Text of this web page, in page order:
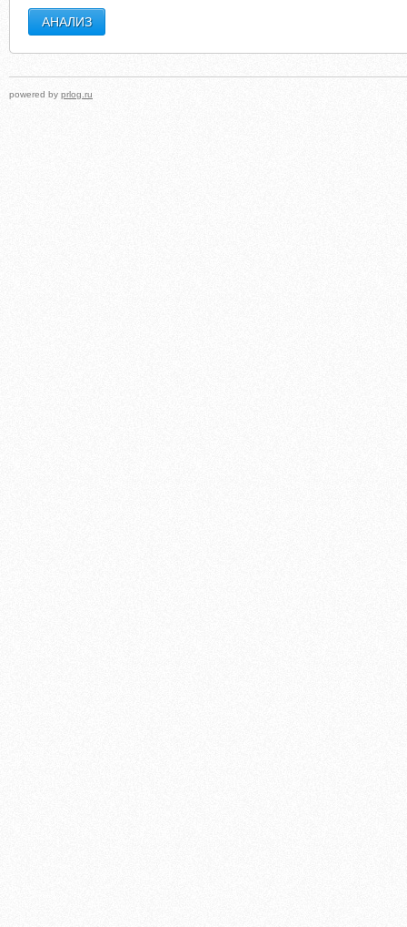
powered by prlog.ru